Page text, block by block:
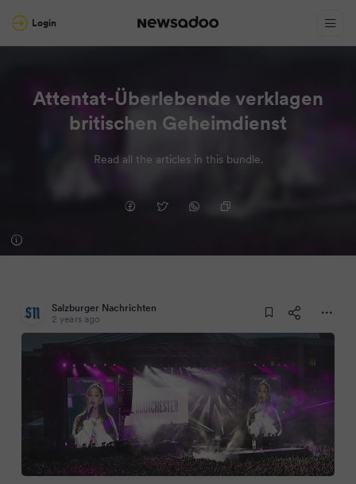
Login
Attentat-Überlebende verklagen
britischen Geheimdienst
Read all the articles in this bundle.
Salzburger Nachrichten
2 years ago